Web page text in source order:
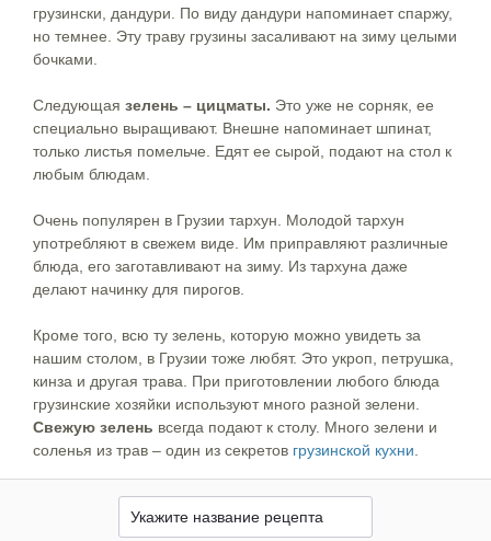
грузински, дандури. По виду дандури напоминает спаржу,
но темнее. Эту траву грузины засаливают на зиму целыми
бочками.
Следующая зелень – цицматы. Это уже не сорняк, ее
специально выращивают. Внешне напоминает шпинат,
только листья помельче. Едят ее сырой, подают на стол к
любым блюдам.
Очень популярен в Грузии тархун. Молодой тархун
употребляют в свежем виде. Им приправляют различные
блюда, его заготавливают на зиму. Из тархуна даже
делают начинку для пирогов.
Кроме того, всю ту зелень, которую можно увидеть за
нашим столом, в Грузии тоже любят. Это укроп, петрушка,
кинза и другая трава. При приготовлении любого блюда
грузинские хозяйки используют много разной зелени.
Свежую зелень всегда подают к столу. Много зелени и
соленья из трав – один из секретов грузинской кухни